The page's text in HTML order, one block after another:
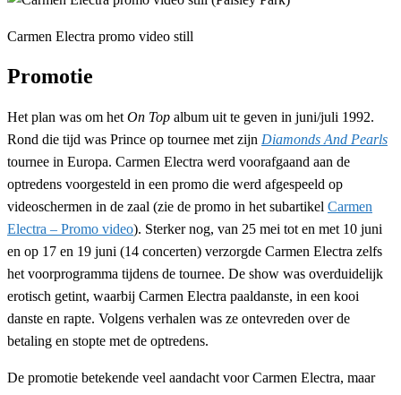
Carmen Electra promo video still
Promotie
Het plan was om het On Top album uit te geven in juni/juli 1992.
Rond die tijd was Prince op tournee met zijn Diamonds And Pearls
tournee in Europa. Carmen Electra werd voorafgaand aan de
optredens voorgesteld in een promo die werd afgespeeld op
videoschermen in de zaal (zie de promo in het subartikel Carmen
Electra – Promo video). Sterker nog, van 25 mei tot en met 10 juni
en op 17 en 19 juni (14 concerten) verzorgde Carmen Electra zelfs
het voorprogramma tijdens de tournee. De show was overduidelijk
erotisch getint, waarbij Carmen Electra paaldanste, in een kooi
danste en rapte. Volgens verhalen was ze ontevreden over de
betaling en stopte met de optredens.
De promotie betekende veel aandacht voor Carmen Electra, maar